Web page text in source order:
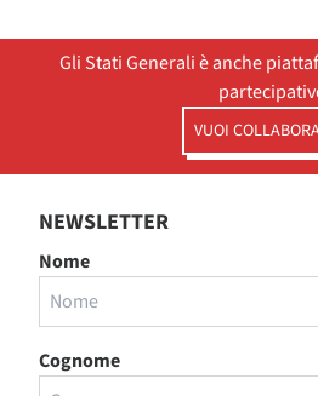
Gli Stati Generali è anche
VUOI
NEWSLETTER
Nome
Cognome